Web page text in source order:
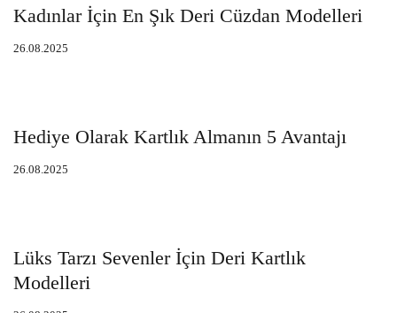
Kadınlar İçin En Şık Deri Cüzdan Modelleri
26.08.2025
Hediye Olarak Kartlık Almanın 5 Avantajı
26.08.2025
Lüks Tarzı Sevenler İçin Deri Kartlık
Modelleri